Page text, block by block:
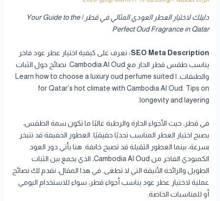
دليلك لاختيار العطر العودي المثالي في قطر | Your Guide to the
Perfect Oud Fragrance in Qatar
SEO Meta Description: تعرف على كيفية اختيار عطر عود فاخر
يناسب طقس قطر الحار مع Cambodia Al Oud. نصائح حول الثبات
والطبقات. | Learn how to choose a luxury oud perfume suited
for Qatar’s hot climate with Cambodia Al Oud. Tips on
longevity and layering.
في قطر، حيث الأجواء الحارة والرطبة غالبًا ما تكون سمة الطقس،
يصبح اختيار العطر المناسب تحديًا حقيقيًا. العطور الخفيفة قد تتبخر
بسرعة، بينما العطور الثقيلة قد تصبح خانقة. هنا يأتي دور العود
الكمبودي الفاخر من Cambodia Al Oud، الذي يجمع بين الثبات
الطويل والرائحة الأنيقة التي لا تطغى. في هذا المقال، نقدم لك نصائح
عملية لاختيار عطر عود يناسب أجواء قطر، سواء للاستخدام اليومي
أو للمناسبات الخاصة.